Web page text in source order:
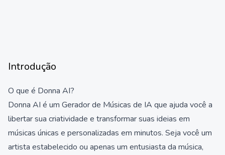
Introdução
O que é Donna AI?
Donna AI é um Gerador de Músicas de IA que ajuda você a
libertar sua criatividade e transformar suas ideias em
músicas únicas e personalizadas em minutos. Seja você um
artista estabelecido ou apenas um entusiasta da música,